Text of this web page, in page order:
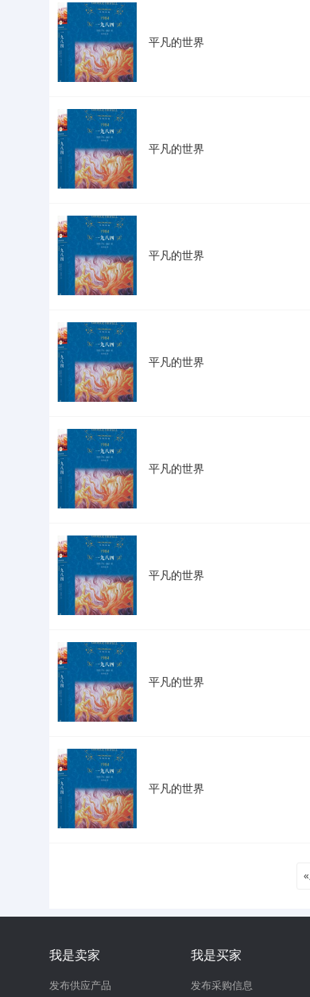
平凡的世界
平凡的世界
平凡的世界
平凡的世界
平凡的世界
平凡的世界
平凡的世界
平凡的世界
我是卖家
发布供应产品
我是买家
发布采购信息